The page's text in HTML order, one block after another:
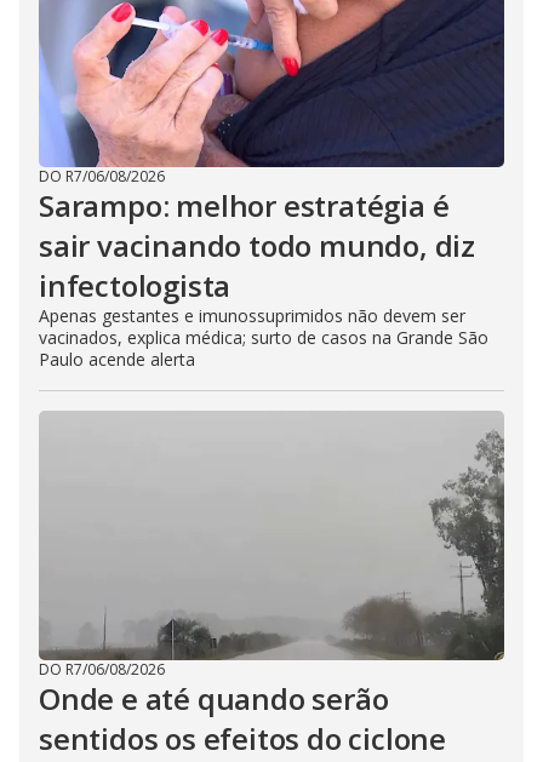
DO R7/06/08/2026
Sarampo: melhor estratégia é
sair vacinando todo mundo, diz
infectologista
Apenas gestantes e imunossuprimidos não devem ser
vacinados, explica médica; surto de casos na Grande São
Paulo acende alerta
DO R7/06/08/2026
Onde e até quando serão
sentidos os efeitos do ciclone